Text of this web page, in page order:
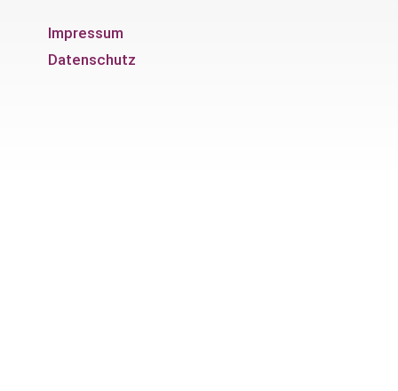
Impressum
Datenschutz